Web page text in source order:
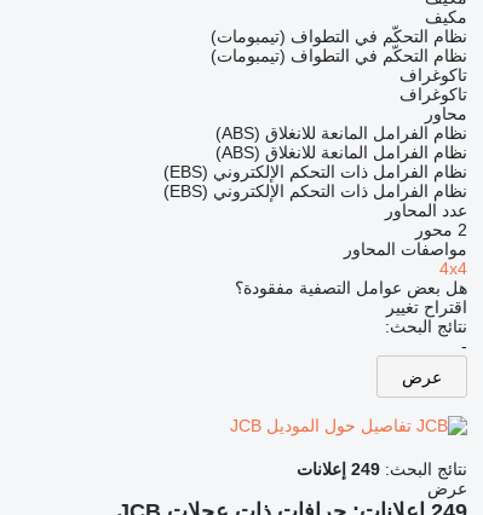
مكيف
نظام التحكّم في التطواف (تيمبومات)
نظام التحكّم في التطواف (تيمبومات)
تاكوغراف
تاكوغراف
محاور
نظام الفرامل المانعة للانغلاق (ABS)
نظام الفرامل المانعة للانغلاق (ABS)
نظام الفرامل ذات التحكم الإلكتروني (EBS)
نظام الفرامل ذات التحكم الإلكتروني (EBS)
عدد المحاور
2 محور
مواصفات المحاور
4x4
هل بعض عوامل التصفية مفقودة؟
اقتراح تغيير
نتائج البحث:
-
عرض
تفاصيل حول الموديل JCB
نتائج البحث: 249 إعلانات
عرض